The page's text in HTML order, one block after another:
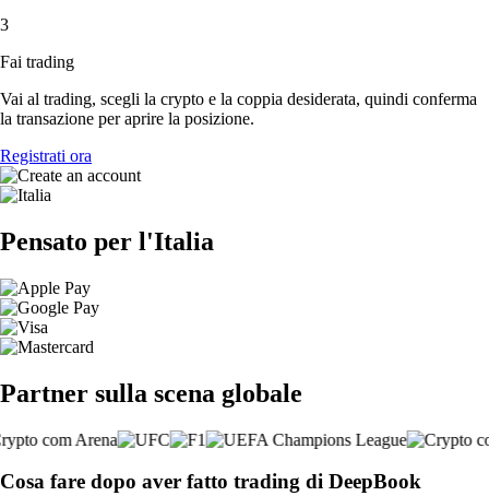
3
Fai trading
Vai al trading, scegli la crypto e la coppia desiderata, quindi conferma
la transazione per aprire la posizione.
Registrati ora
Pensato per l'Italia
Partner sulla scena globale
Cosa fare dopo aver fatto trading di DeepBook